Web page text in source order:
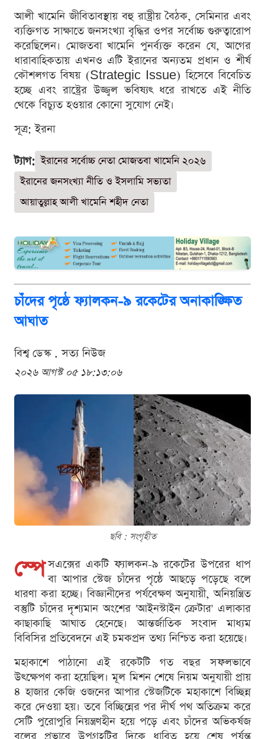
আলী খামেনি জীবিতাবস্থায় বহু রাষ্ট্রীয় বৈঠক, সেমিনার এবং
ব্যক্তিগত সাক্ষাতে জনসংখ্যা বৃদ্ধির ওপর সর্বোচ্চ গুরুত্বারোপ
করেছিলেন। মোজতবা খামেনি পুনর্ব্যক্ত করেন যে, আগের
ধারাবাহিকতায় এখনও এটি ইরানের অন্যতম প্রধান ও শীর্ষ
কৌশলগত বিষয় (Strategic Issue) হিসেবে বিবেচিত
হচ্ছে এবং রাষ্ট্রের উজ্জ্বল ভবিষ্যৎ ধরে রাখতে এই নীতি
থেকে বিচ্যুত হওয়ার কোনো সুযোগ নেই।
সূত্র: ইরনা
ট্যাগ: ইরানের সর্বোচ্চ নেতা মোজতবা খামেনি ২০২৬
ইরানের জনসংখ্যা নীতি ও ইসলামি সভ্যতা
আয়াতুল্লাহ আলী খামেনি শহীদ নেতা
চাঁদের পৃষ্ঠে ফ্যালকন-৯ রকেটের অনাকাঙ্ক্ষিত
আঘাত
বিশ্ব ডেস্ক . সত্য নিউজ
২০২৬ আগস্ট ০৫ ১৮:১৩:০৬
ছবি : সংগৃহীত
স্পে সএক্সের একটি ফ্যালকন-৯ রকেটের উপরের ধাপ
বা আপার স্টেজ চাঁদের পৃষ্ঠে আছড়ে পড়েছে বলে
ধারণা করা হচ্ছে। বিজ্ঞানীদের পর্যবেক্ষণ অনুযায়ী, অনিয়ন্ত্রিত
বস্তুটি চাঁদের দৃশ্যমান অংশের 'আইনস্টাইন ক্রেটার' এলাকার
কাছাকাছি আঘাত হেনেছে। আন্তর্জাতিক সংবাদ মাধ্যম
বিবিসির প্রতিবেদনে এই চমকপ্রদ তথ্য নিশ্চিত করা হয়েছে।
মহাকাশে পাঠানো এই রকেটটি গত বছর সফলভাবে
উৎক্ষেপণ করা হয়েছিল। মূল মিশন শেষে নিয়ম অনুযায়ী প্রায়
৪ হাজার কেজি ওজনের আপার স্টেজটিকে মহাকাশে বিচ্ছিন্ন
করে দেওয়া হয়। তবে বিচ্ছিন্নের পর দীর্ঘ পথ অতিক্রম করে
সেটি পুরোপুরি নিয়ন্ত্রণহীন হয়ে পড়ে এবং চাঁদের অভিকর্ষজ